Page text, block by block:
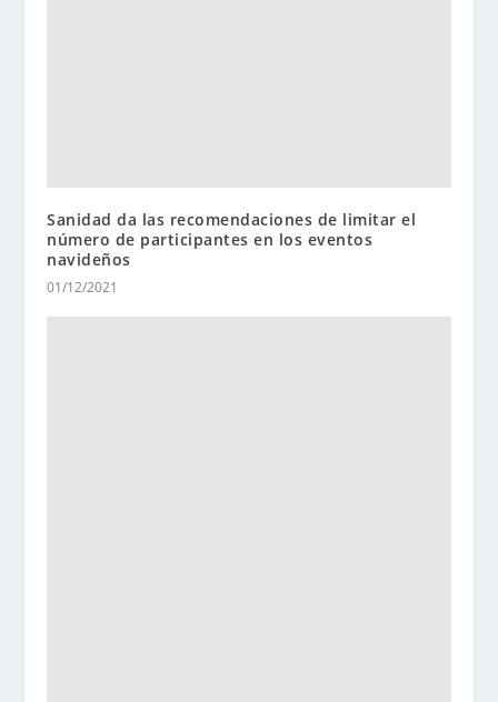
Sanidad da las recomendaciones de limitar el
número de participantes en los eventos
navideños
01/12/2021